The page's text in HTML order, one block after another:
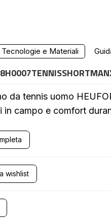
Tecnologie e Materiali
DA TENNIS
da tennis uomo
in campo e comfort
wishlist